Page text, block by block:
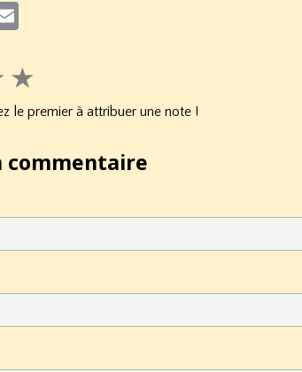
★
le premier à attribuer une note !
commentaire